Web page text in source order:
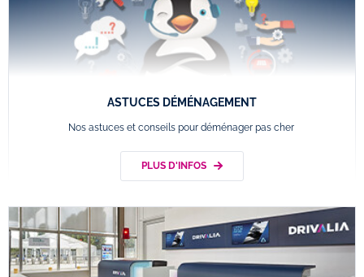
ASTUCES DÉMÉNAGEMENT
Nos astuces et conseils pour déménager pas cher
PLUS D'INFOS